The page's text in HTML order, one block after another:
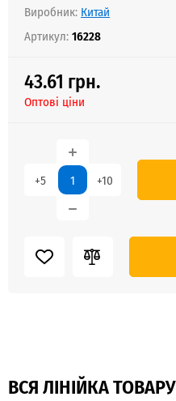
Виробник: Китай
Артикул:16228
43.61 грн.
Оптові ціни
+5 +10
ВСЯ ЛІНІЙКА ТОВАРУ